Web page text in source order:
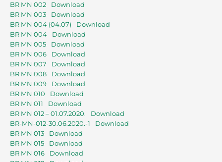
BR MN 002
Download
BR MN 003
Download
BR MN 004 (04.07)
Download
BR MN 004
Download
BR MN 005
Download
BR MN 006
Download
BR MN 007
Download
BR MN 008
Download
BR MN 009
Download
BR MN 010
Download
BR MN 011
Download
BR MN 012 – 01.07.2020.
Download
BR-MN-012-30.06.2020.-1
Download
BR MN 013
Download
BR MN 015
Download
BR MN 016
Download